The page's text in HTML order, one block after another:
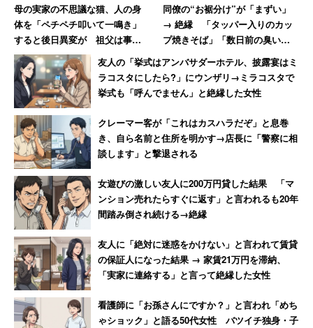
母の実家の不思議な猫、人の身
体を「ペチペチ叩いて一鳴き」
すると後日異変が 祖父は事故
で脚骨折、お腹叩かれた伯母は
妊娠発覚
同僚の“お裾分け”が「まずい」
→ 絶縁 「タッパー入りのカッ
プ焼きそば」「数日前の臭いが
酸っぱくなったオカラサラダ」
に震撼した女性
友人の「挙式はアンバサダーホテル、披露宴はミ
ラコスタにしたら?」にウンザリ→ミラコスタで
挙式も「呼んでません」と絶縁した女性
クレーマー客が「これはカスハラだぞ」と息巻
き、自ら名前と住所を明かす→店長に「警察に相
談します」と撃退される
女遊びの激しい友人に200万円貸した結果 「マ
ンション売れたらすぐに返す」と言われるも20年
間踏み倒され続ける→絶縁
友人に「絶対に迷惑をかけない」と言われて賃貸
の保証人になった結果 → 家賃21万円を滞納、
「実家に連絡する」と言って絶縁した女性
看護師に「お孫さんにですか？」と言われ「めち
ゃショック」と語る50代女性 バツイチ独身・子